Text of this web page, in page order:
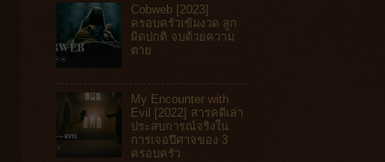
Cobweb [2023]
ครอบครัวเข้มงวด ลูก
ผิดปกติ จบด้วยความ
ตาย
My Encounter with
Evil [2022] สารคดีเล่า
ประสบการณ์จริงใน
การเจอปีศาจของ 3
ครอบครัว